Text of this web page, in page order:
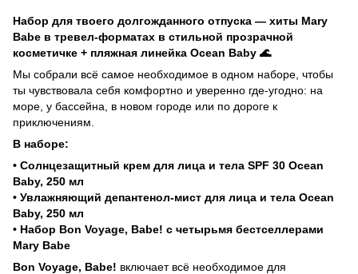
Набор для твоего долгожданного отпуска — хиты Mary
Babe в тревел-форматах в стильной прозрачной
косметичке + пляжная линейка Ocean Baby 🌊
Мы собрали всё самое необходимое в одном наборе, чтобы
ты чувствовала себя комфортно и уверенно где-угодно: на
море, у бассейна, в новом городе или по дороге к
приключениям.
В наборе:
• Солнцезащитный крем для лица и тела SPF 30 Ocean
Baby, 250 мл
• Увлажняющий депантенол-мист для лица и тела Ocean
Baby, 250 мл
• Набор Bon Voyage, Babe! с четырьмя бестселлерами
Mary Babe
Bon Voyage, Babe! включает всё необходимое для